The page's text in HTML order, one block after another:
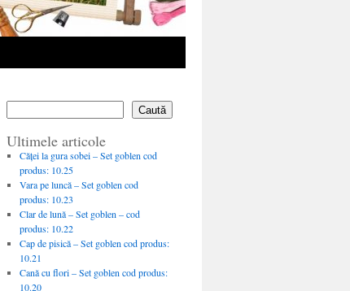
Caută
Ultimele articole
Căţei la gura sobei – Set goblen cod
produs: 10.25
Vara pe luncă – Set goblen cod
produs: 10.23
Clar de lună – Set goblen – cod
produs: 10.22
Cap de pisică – Set goblen cod produs:
10.21
Cană cu flori – Set goblen cod produs:
10.20